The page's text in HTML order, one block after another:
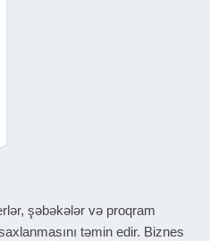
şəbəkələr və proqram
təmin edir. Biznes